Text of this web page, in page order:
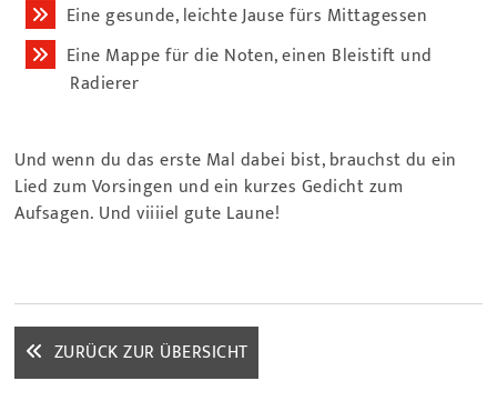
Eine gesunde, leichte Jause fürs Mittagessen
Eine Mappe für die Noten, einen Bleistift und
Radierer
Und wenn du das erste Mal dabei bist, brauchst du ein
Lied zum Vorsingen und ein kurzes Gedicht zum
Aufsagen. Und viiiiel gute Laune!
ZURÜCK ZUR ÜBERSICHT